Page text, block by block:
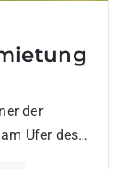
der
Ufer des